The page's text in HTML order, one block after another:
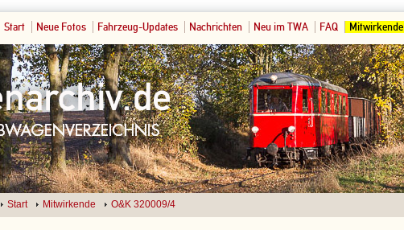
Start Neue Fotos Fahrzeug-Updates Nachrichten Neu im TWA FAQ Mitwirkende
Start Mitwirkende O&K 320009/4